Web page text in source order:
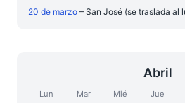
20 de marzo – San José (se traslada al
Abril
Lun Mar Mié Jue